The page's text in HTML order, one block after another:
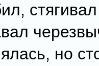
но